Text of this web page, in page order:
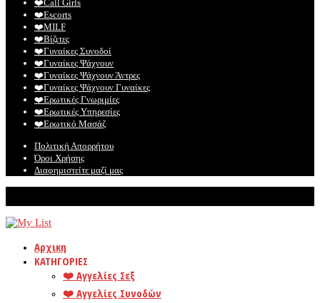
❤️️Call Girls
❤️️Escorts
❤️️MILF
❤️️Βίζιτες
❤️️Γυναίκες Συνοδοί
❤️️Γυναίκες Ψάχνουν
❤️️Γυναίκες Ψάχνουν Άντρες
❤️️Γυναίκες Ψάχνουν Γυναίκες
❤️️Ερωτικές Γνωριμίες
❤️️Ερωτικές Υπηρεσίες
❤️️Ερωτικό Μασάζ
Πολιτική Απορρήτου
Όροι Χρήσης
Διαφημιστείτε μαζί μας
Αρχικη
ΚΑΤΗΓΟΡΙΕΣ
❤️️ Αγγελίες Σεξ
❤️️ Αγγελίες Συνοδών